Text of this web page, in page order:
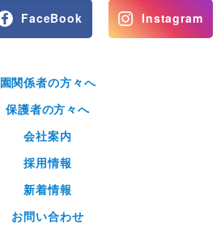
FaceBook Instagram
園関係者の方々へ
保護者の方々へ
会社案内
採用情報
新着情報
お問い合わせ